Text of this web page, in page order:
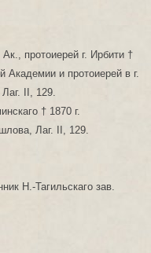
протоиерей г. Ирбити †
и протоиерей в г.
II, 129.
† 1870 г.
Лаг. II, 129.
Н.-Тагильскаго зав.